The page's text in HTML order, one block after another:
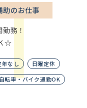
のお仕事
務！
☆
年なし
日曜定休
自転車・バイク通勤OK